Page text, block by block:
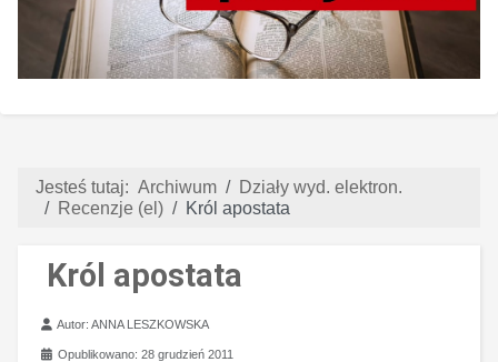
Jesteś tutaj: Archiwum
Działy wyd. elektron.
Recenzje (el)
Król apostata
Król apostata
Szczegóły
Autor:ANNA LESZKOWSKA
Opublikowano: 28 grudzień 2011